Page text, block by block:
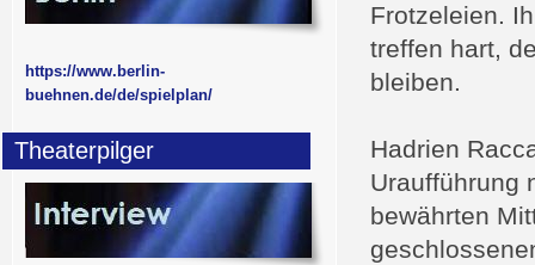
Frotzeleien.
treffen hart,
bleiben.
Hadrien
Uraufführung
bewährten
https://www.berlin-
buehnen.de/de/spielplan/
Theaterpilger